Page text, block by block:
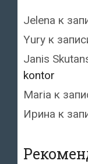
Jelena к
Yury к
Janis
kontor
Maria к
Ирина к